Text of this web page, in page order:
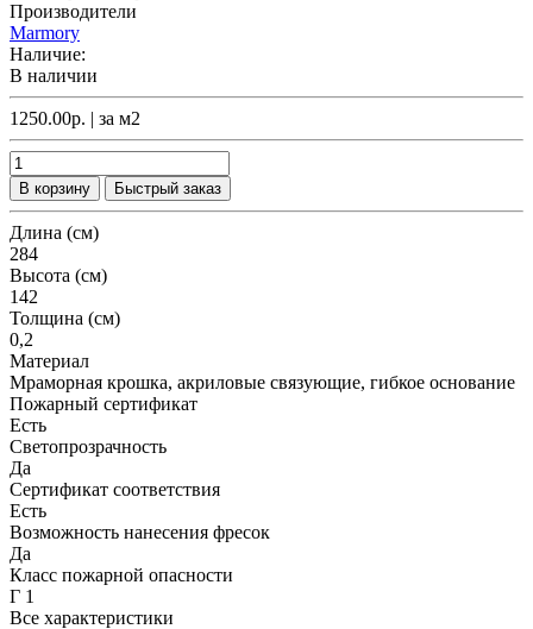
Производители
Marmory
Наличие:
В наличии
1250.00р. | за м2
В корзину Быстрый заказ
Длина (см)
284
Высота (см)
142
Толщина (см)
0,2
Материал
Мраморная крошка, акриловые связующие, гибкое основание
Пожарный сертификат
Есть
Светопрозрачность
Да
Сертификат соответствия
Есть
Возможность нанесения фресок
Да
Класс пожарной опасности
Г 1
Все характеристики